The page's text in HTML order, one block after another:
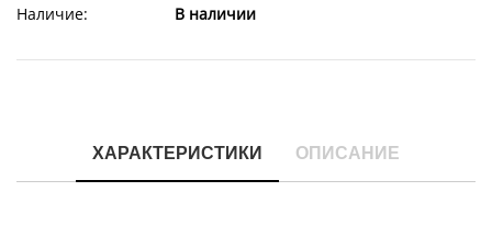
Наличие:
В наличии
ХАРАКТЕРИСТИКИ ОПИСАНИЕ